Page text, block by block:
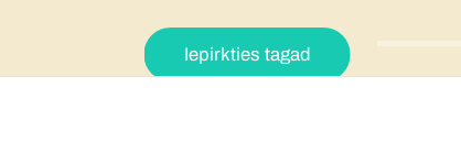
Iepirkties tagad